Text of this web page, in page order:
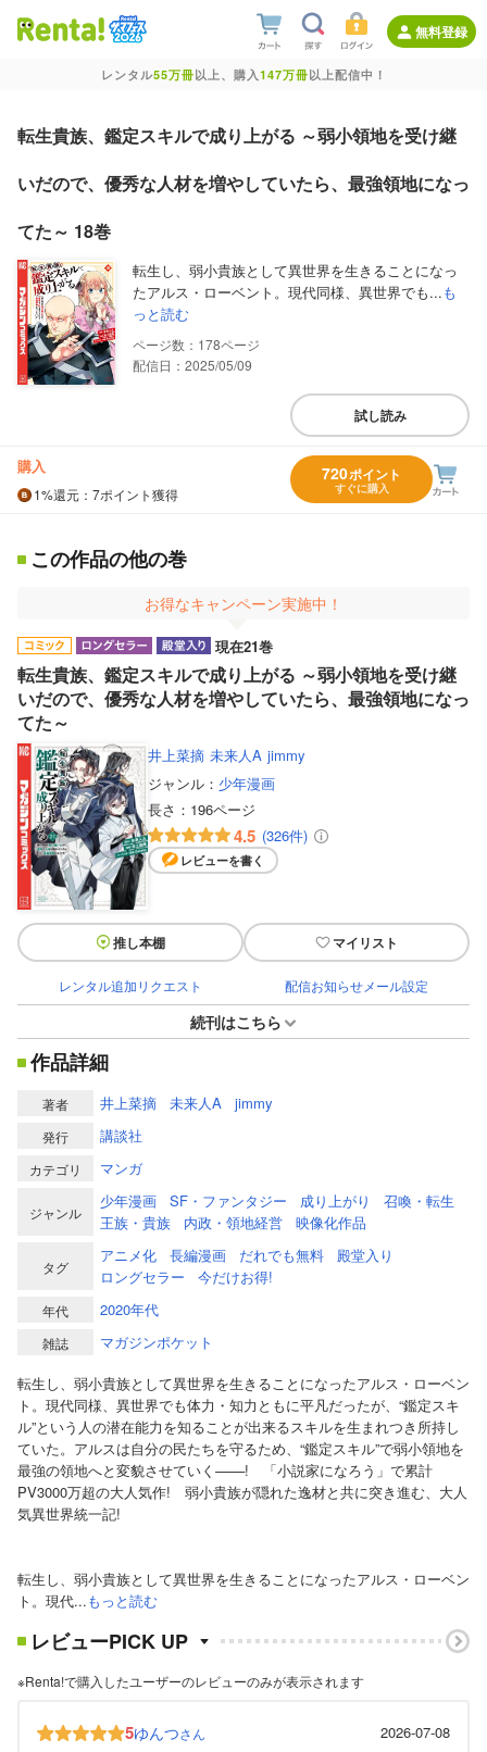
無料登録
レンタル55万冊以上、購入147万冊以上配信中！
転生貴族、鑑定スキルで成り上がる ～弱小領地を受け継
いだので、優秀な人材を増やしていたら、最強領地になっ
てた～ 18巻
転生し、弱小貴族として異世界を生きることになっ
たアルス・ローベント。現代同様、異世界でも...も
っと読む
178
配信日：2025/05/09
試し読み
購入
1%還元 ：7ポイント獲得
720ポイント
すぐに購入
この作品の他の巻
お得なキャンペーン実施中！
現在21巻
転生貴族、鑑定スキルで成り上がる ～弱小領地を受け継
いだので、優秀な人材を増やしていたら、最強領地になっ
てた～
井上菜摘 未来人A jimmy
ジャンル： 少年漫画
長さ： 196ページ
4.5 (326件)
レビューを書く
推し本棚 マイリスト
レンタル追加リクエスト 配信お知らせメール設定
続刊はこちら
作品詳細
著者 井上菜摘 未来人A jimmy
発行 講談社
カテゴリ マンガ
ジャンル
少年漫画 SF・ファンタジー 成り上がり
召喚・転生
王族・貴族
内政・領地経営 映像化作品
タグ
アニメ化 長編漫画 だれでも無料
殿堂入り
ロングセラー
今だけお得!
年代 2020年代
雑誌
マガジンポケット
転生し、弱小貴族として異世界を生きることになったアルス・ローベン
ト。現代同様、異世界でも体力・知力ともに平凡だったが、“鑑定スキ
ル”という人の潜在能力を知ることが出来るスキルを生まれつき所持し
ていた。アルスは自分の民たちを守るため、“鑑定スキル”で弱小領地を
最強の領地へと変貌させていく───! 「小説家になろう」で累計
PV3000万超の大人気作! 弱小貴族が隠れた逸材と共に突き進む、大人
気異世界統一記!
転生し、弱小貴族として異世界を生きることになったアルス・ローベン
ト。現代...もっと読む
レビューPICK UP
※Renta!で購入したユーザーのレビューのみが表示されます
5ゆんつさん
2026-07-08